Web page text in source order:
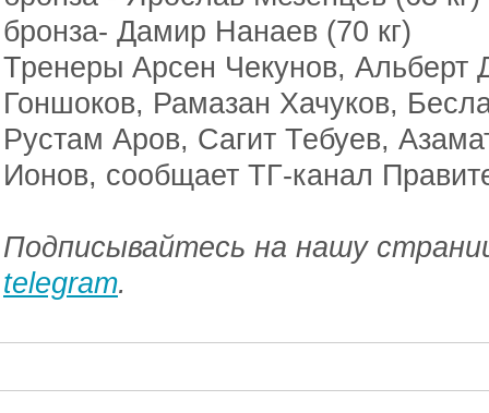
бронза- Дамир Нанаев (70 кг)
Тренеры Арсен Чекунов,
Гоншоков, Рамазан Хачуков,
Рустам Аров, Сагит Тебуев,
Ионов, сообщает ТГ-канал
Подписывайтесь на нашу
telegram.